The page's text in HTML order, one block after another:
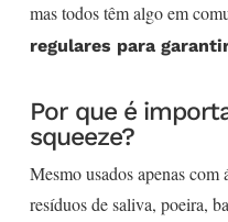
mas todos têm algo em
regulares para
Por que é
squeeze?
Mesmo usados apenas com
resíduos de saliva, poeira,